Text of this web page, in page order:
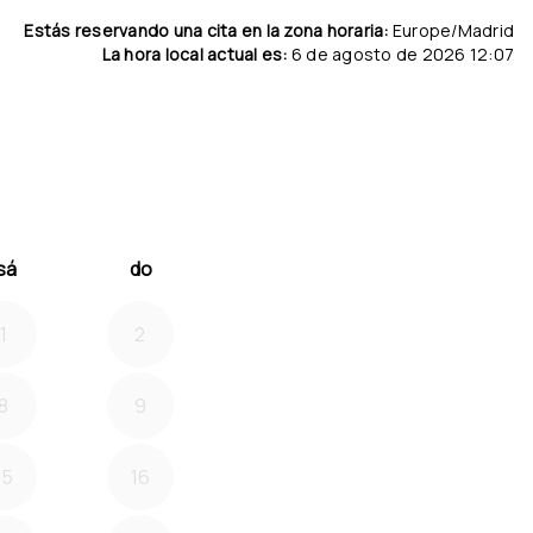
Estás reservando una cita en la zona horaria: Europe/Madrid
La hora local actual es: 6 de agosto de 2026 12:07
do
1 2
8 9
16